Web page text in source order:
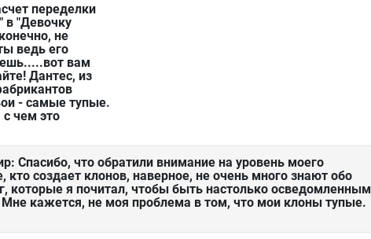
переделки
в "Девочку
не
ведь его
вам
Дантес, из
- самые тупые.
чем это
Спасибо, что обратили внимание на уровень моего
кто создает клонов, наверное, не очень много знают обо
которые я почитал, чтобы быть настолько осведомленным
Мне кажется, не моя проблема в том, что мои клоны тупые.